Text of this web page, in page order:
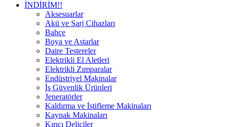
İNDİRİM!!
Aksesuarlar
Akü ve Şarj Cihazları
Bahçe
Boya ve Astarlar
Daire Testereler
Elektrikli El Aletleri
Elektrikli Zımparalar
Endüstriyel Makinalar
İş Güvenlik Ürünleri
Jeneratörler
Kaldırma ve İstifleme Makinaları
Kaynak Makinaları
Kırıcı Deliciler